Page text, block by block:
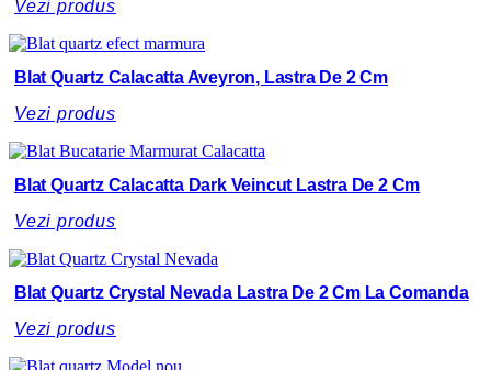
Vezi produs
Blat Quartz Calacatta Aveyron, Lastra De 2 Cm
Vezi produs
Blat Quartz Calacatta Dark Veincut Lastra De 2 Cm
Vezi produs
Blat Quartz Crystal Nevada Lastra De 2 Cm La Comanda
Vezi produs